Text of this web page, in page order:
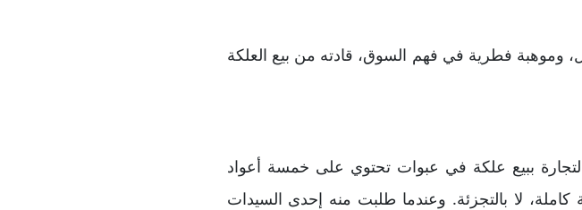
وموهبة فطرية في فهم السوق، قادته من بيع العلكة
ببيع علكة في عبوات تحتوي على خمسة أعواد
كاملة، لا بالتجزئة. وعندما طلبت منه إحدى السيدات